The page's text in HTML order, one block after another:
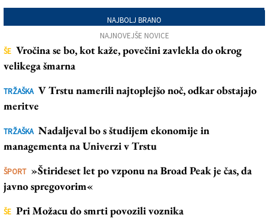
NAJBOLJ BRANO
NAJNOVEJŠE NOVICE
ŠE Vročina se bo, kot kaže, povečini zavlekla do okrog
velikega šmarna
TRŽAŠKA V Trstu namerili najtoplejšo noč, odkar obstajajo
meritve
TRŽAŠKA Nadaljeval bo s študijem ekonomije in
managementa na Univerzi v Trstu
ŠPORT »Štirideset let po vzponu na Broad Peak je čas, da
javno spregovorim«
ŠE Pri Možacu do smrti povozili voznika